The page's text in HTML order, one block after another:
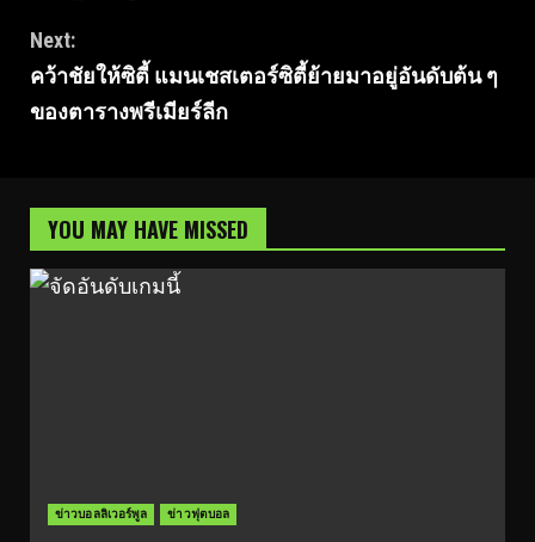
Next:
คว้าชัยให้ซิตี้ แมนเชสเตอร์ซิตี้ย้ายมาอยู่อันดับต้น ๆ
ของตารางพรีเมียร์ลีก
YOU MAY HAVE MISSED
ข่าวบอลลิเวอร์พูล ข่าวฟุตบอล